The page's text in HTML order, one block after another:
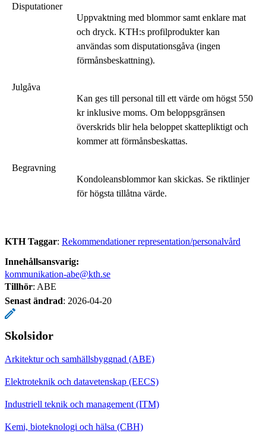
Disputationer
Uppvaktning med blommor samt enklare mat
och dryck. KTH:s profilprodukter kan
användas som disputationsgåva (ingen
förmånsbeskattning).
Julgåva
Kan ges till personal till ett värde om högst 550
kr inklusive moms. Om beloppsgränsen
överskrids blir hela beloppet skattepliktigt och
kommer att förmånsbeskattas.
Begravning
Kondoleansblommor kan skickas. Se riktlinjer
för högsta tillåtna värde.
KTH Taggar: Rekommendationer representation/personalvård
Innehållsansvarig:
kommunikation-abe@kth.se
Tillhör: ABE
Senast ändrad: 2026-04-20
Skolsidor
Arkitektur och samhällsbyggnad (ABE)
Elektroteknik och datavetenskap (EECS)
Industriell teknik och management (ITM)
Kemi, bioteknologi och hälsa (CBH)